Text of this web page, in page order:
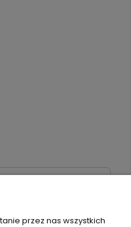
przez nas wszystkich